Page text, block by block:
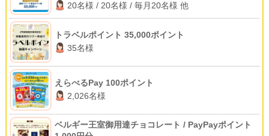
20名様 / 20名様 / 毎月20名様 他
トラベルポイント 35,000ポイント
35名様
えらべるPay 100ポイント
2,026名様
ベルギー王室御用達チョコレート / PayPayポイント